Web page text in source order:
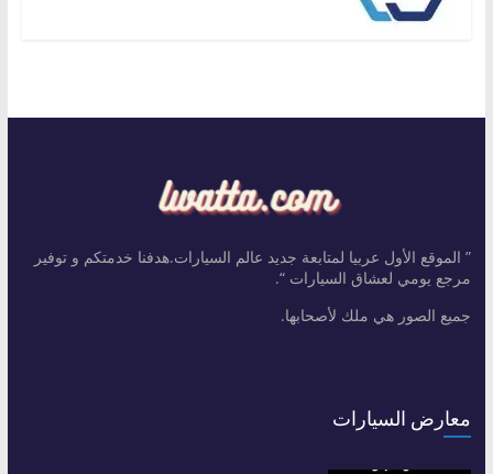
” الموقع الأول عربيا لمتابعة جديد عالم السيارات.هدفنا خدمتكم و توفير
مرجع يومي لعشاق السيارات “.
جميع الصور هي ملك لأصحابها.
معارض السيارات